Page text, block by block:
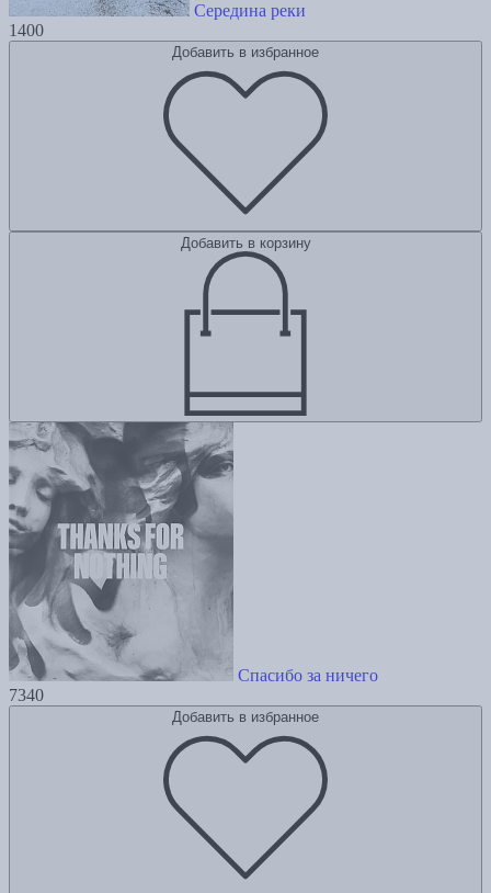
Середина реки
1400
Добавить в избранное
Добавить в корзину
Спасибо за ничего
7340
Добавить в избранное